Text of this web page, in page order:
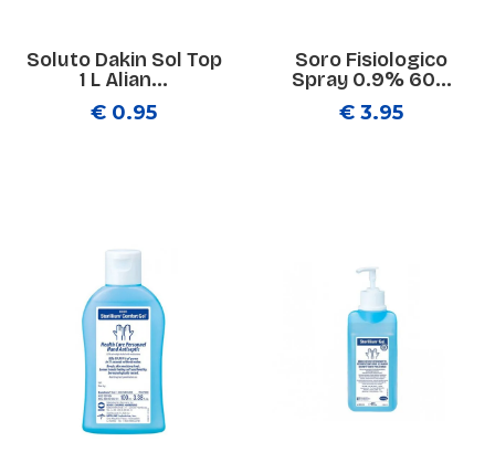
Soluto Dakin Sol Top
1 L Alian...
€ 0.95
Soro Fisiologico
Spray 0.9% 60...
€ 3.95